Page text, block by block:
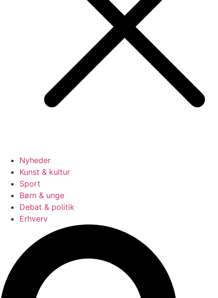
Nyheder
Kunst & kultur
Sport
Børn & unge
Debat & politik
Erhverv